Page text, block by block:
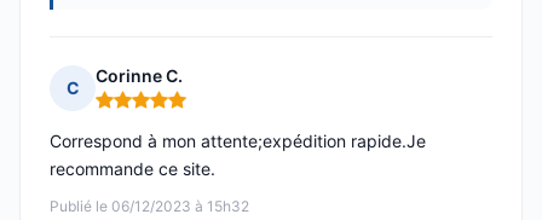
C
Corinne C.
Note : 5 sur 5
Publié le 06/12/2023 à 15h32
Correspond à mon attente;expédition rapide.Je
recommande ce site.